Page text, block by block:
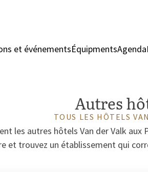
et événementsÉquipmentsAgenda
Autres
TOUS LES HÔTELS
les autres hôtels Van der Valk
et trouvez un établissement qui